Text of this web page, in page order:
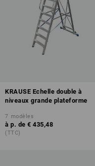
KRAUSE Echelle double à
niveaux grande plateforme
7 modèles
à p. de € 435,48
(TTC)